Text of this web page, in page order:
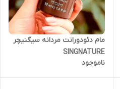
مام دئودورانت مردانه سیگنیچر
SINGNATURE
ناموجود